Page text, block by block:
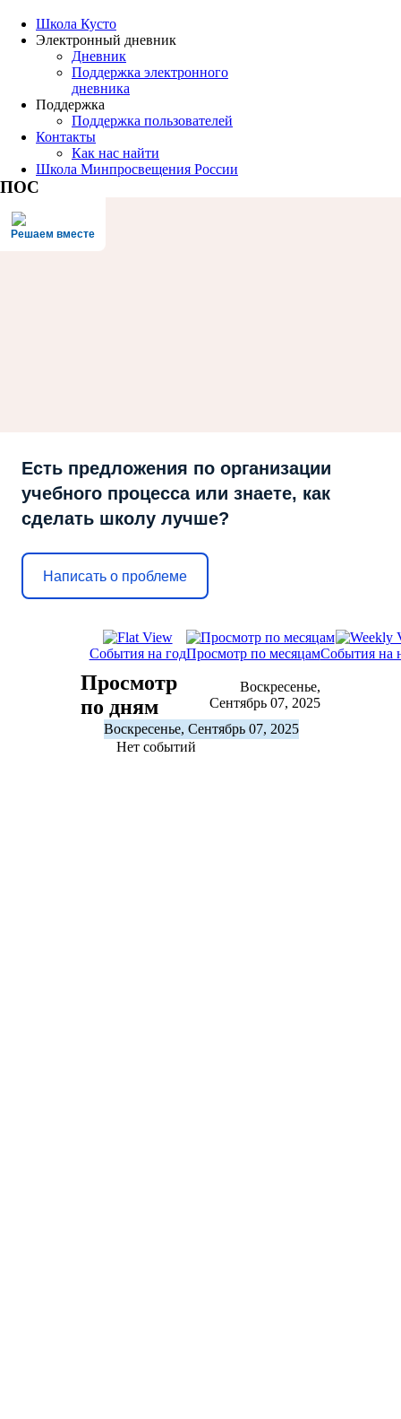
Школа Кусто
Электронный дневник
Дневник
Поддержка электронного
дневника
Поддержка
Поддержка пользователей
Контакты
Как нас найти
Школа Минпросвещения России
ПОС
Решаем вместе
Есть предложения по организации
учебного процесса или знаете, как
сделать школу лучше?
Написать о проблеме
События на годПросмотр по месяцамСобытия на
Просмотр
по дням
Воскресенье,
Сентябрь 07, 2025
Воскресенье, Сентябрь 07, 2025
Нет событий